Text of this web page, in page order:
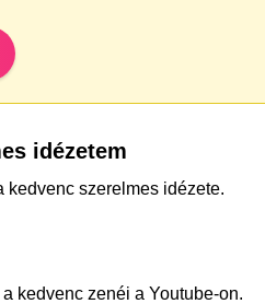
idézetem
kedvenc szerelmes idézete.
kedvenc zenéi a Youtube-on.